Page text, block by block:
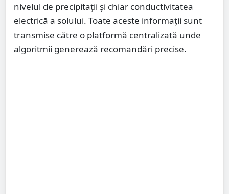
nivelul de precipitații și chiar conductivitatea
electrică a solului. Toate aceste informații sunt
transmise către o platformă centralizată unde
algoritmii generează recomandări precise.